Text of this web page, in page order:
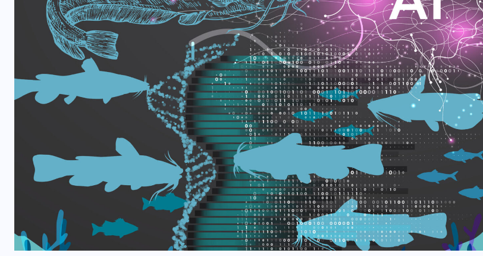
กินดี (ลำไส้) ก็อยู่ดี ตอนที่ 2
Inferences
07/08/2026